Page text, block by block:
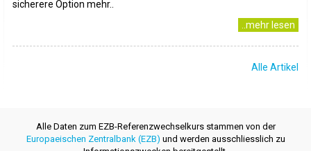
sicherere Option mehr..
..mehr lesen
Alle Artikel
Alle Daten zum EZB-Referenzwechselkurs stammen von der
Europaeischen Zentralbank (EZB) und werden ausschliesslich zu